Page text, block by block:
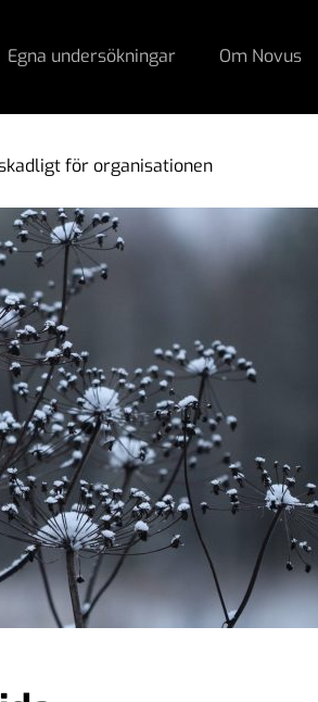
Egna undersökningar Om Novus
för organisationen